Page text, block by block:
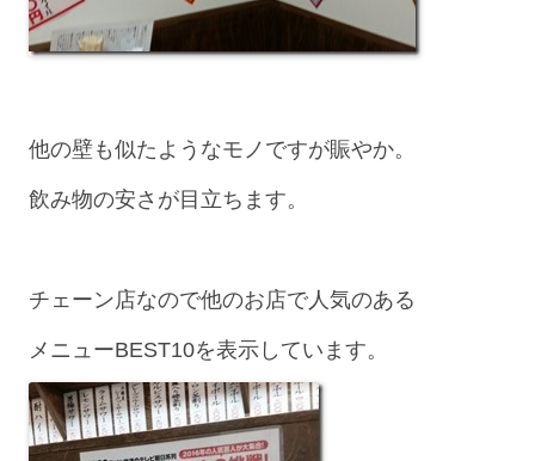
他の壁も似たようなモノですが賑やか。
飲み物の安さが目立ちます。
チェーン店なので他のお店で人気のある
メニューBEST10を表示しています。